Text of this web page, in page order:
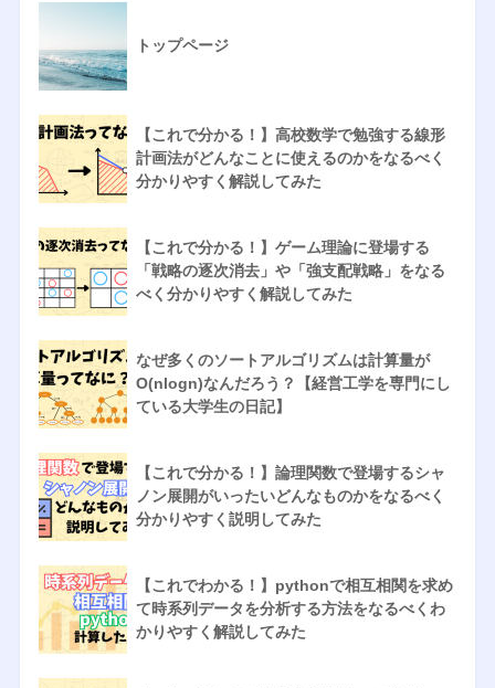
トップページ
【これで分かる！】高校数学で勉強する線形
計画法がどんなことに使えるのかをなるべく
分かりやすく解説してみた
【これで分かる！】ゲーム理論に登場する
「戦略の逐次消去」や「強支配戦略」をなる
べく分かりやすく解説してみた
なぜ多くのソートアルゴリズムは計算量が
O(nlogn)なんだろう？【経営工学を専門にし
ている大学生の日記】
【これで分かる！】論理関数で登場するシャ
ノン展開がいったいどんなものかをなるべく
分かりやすく説明してみた
【これでわかる！】pythonで相互相関を求め
て時系列データを分析する方法をなるべくわ
かりやすく解説してみた